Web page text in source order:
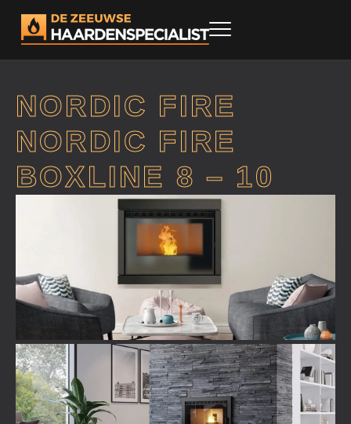
NORDIC FIRE
NORDIC FIRE
BOXLINE 8 – 10